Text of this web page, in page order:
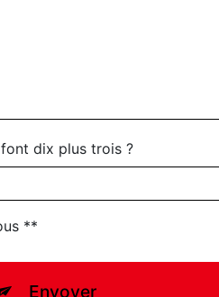
dix plus trois ?
**
Envoyer